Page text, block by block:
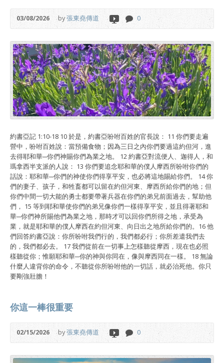
03/08/2026 by張東堯傳道 0
約書亞記 1:10-18 10 於是，約書亞吩咐百姓的官長說： 11 你們要走遍
營中，吩咐百姓說：當預備食物；因為三日之內你們要過這約但河，進
去得耶和華─你們神賜你們為業之地。 12 約書亞對流便人、迦得人，和
瑪拿西半支派的人說： 13 你們要追念耶和華的僕人摩西所吩咐你們的
話說：耶和華─你們的神使你們得享平安，也必將這地賜給你們。 14 你
們的妻子、孩子，和牲畜都可以留在約但河東、摩西所給你們的地；但
你們中間一切大能的勇士都要帶著兵器在你們的弟兄前面過去，幫助他
們， 15 等到耶和華使你們的弟兄像你們一樣得享平安，並且得著耶和
華─你們神所賜他們為業之地，那時才可以回你們所得之地，承受為
業，就是耶和華的僕人摩西在約但河東、向日出之地所給你們的。16 他
們回答約書亞說：你所吩咐我們行的，我們都必行；你所差遣我們去
的，我們都必去。 17 我們從前在一切事上怎樣聽從摩西，現在也必照
樣聽從你；惟願耶和華─你的神與你同在，像與摩西同在一樣。 18 無論
什麼人違背你的命令，不聽從你所吩咐他的一切話，就必治死他。你只
要剛強壯膽！
你這一棒很重要
02/15/2026 by張東堯傳道 0